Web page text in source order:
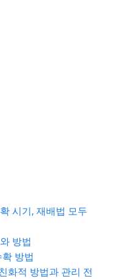
시기, 재배법 모두
방법
방법
화적 방법과 관리 전